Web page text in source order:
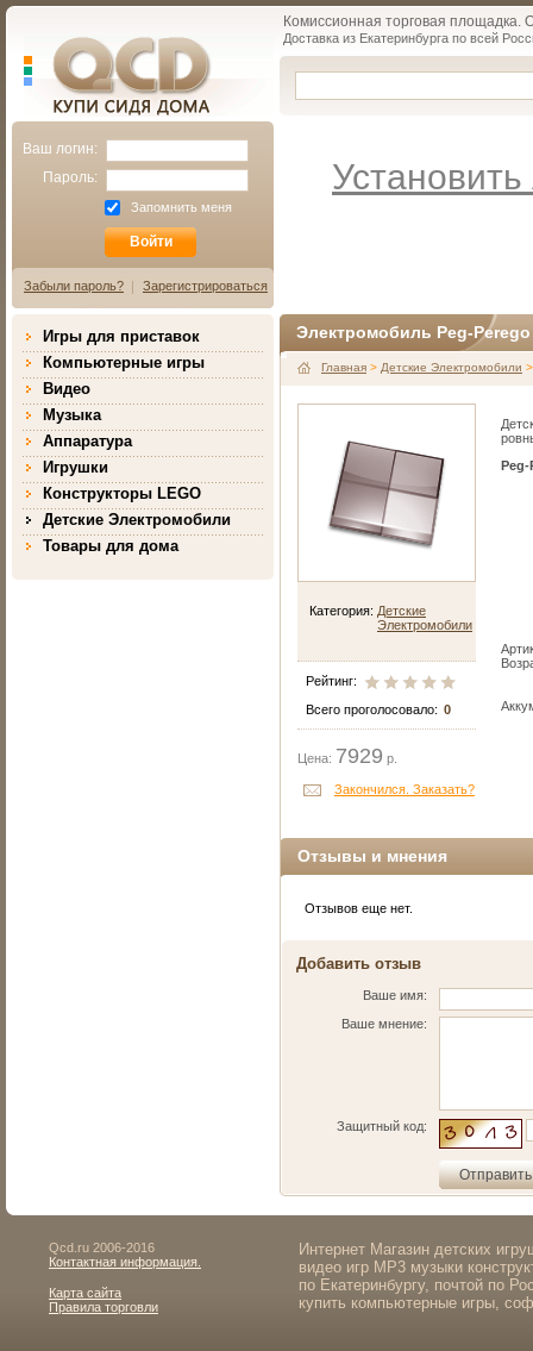
Qcd.ru
КУПИ СИДЯ ДОМА
Ваш логин:
Пароль:
Запомнить меня
Забыли пароль? Зарегистрироваться
Комиссионная торговая площадка.
Доставка из Екатеринбурга по всей
Игры для приставок
Компьютерные игры
Видео
Музыка
Аппаратура
Игрушки
Конструкторы LEGO
Детские Электромобили
Товары для дома
Электромобиль Peg-
Главная > Детские Электромобили >
Категория: Детские
Электромобили
Рейтинг:
Всего проголосовало: 0
Цена: 7929 р.
Закончился. Заказать?
Отзывы и мнения
Отзывов еще нет.
Добавить отзыв
Ваше имя:
Ваше мнение:
Защитный код:
Qcd.ru 2006-2016
Контактная информация.
Карта сайта
Правила торговли
Интернет Магазин детских
видео игр MP3 музыки
по Екатеринбургу, почтой по
купить компьютерные игры,